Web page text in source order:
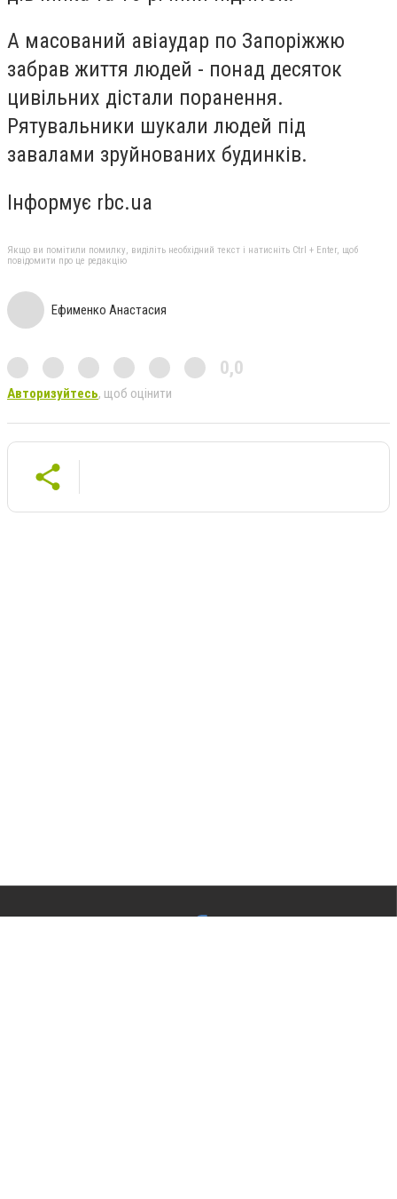
А масований авіаудар по Запоріжжю
забрав життя людей - понад десяток
цивільних дістали поранення.
Рятувальники шукали людей під
завалами зруйнованих будинків.
Інформує rbc.ua
Якщо ви помітили помилку, виділіть необхідний текст і натисніть Ctrl + Enter, щоб
повідомити про це редакцію
Ефименко Анастасия
0,0
Авторизуйтесь, щоб оцінити